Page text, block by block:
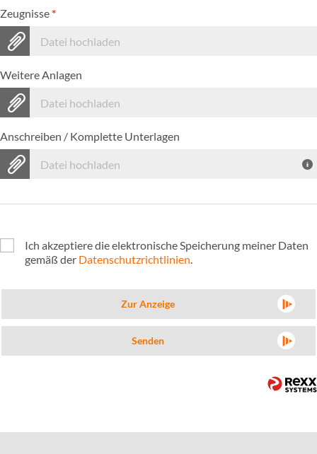
Zeugnisse *
Datei hochladen
Weitere Anlagen
Datei hochladen
Anschreiben / Komplette Unterlagen
Datei hochladen
Ich akzeptiere die elektronische Speicherung meiner Daten
gemäß der Datenschutzrichtlinien.
Zur Anzeige
Senden